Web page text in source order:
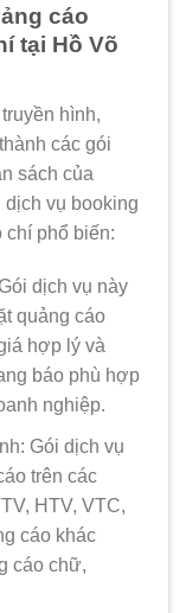
cáo
tại Hồ Võ
hình,
các gói
sách của
vụ booking
chí phổ biến:
dịch vụ này
quảng cáo
hợp lý và
báo phù hợp
nghiệp.
Gói dịch vụ
trên các
HTV, VTC,
cáo khác
cáo chữ,